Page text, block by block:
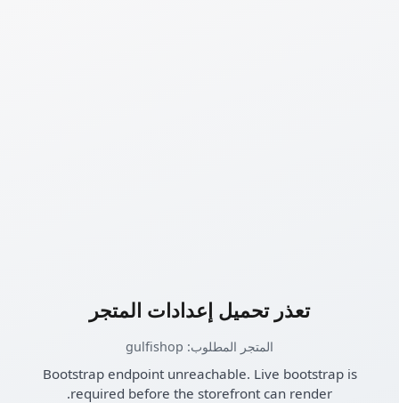
تعذر تحميل إعدادات المتجر
المتجر المطلوب: gulfishop
Bootstrap endpoint unreachable. Live bootstrap is
required before the storefront can render.